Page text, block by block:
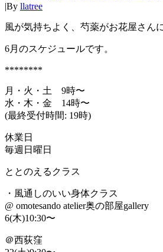
|By llatree
風が気持ちよく、芍薬がお花屋さん
6月のスケジュールです。
********
月・火・土 9時〜
水・木・金 14時〜
(最終受付時間: 19時)
休業日
毎週日曜日
ととのえるクラス
・風通しのいい身体クラス
@ omotesando atelier奥の部屋gallery
6(木)10:30〜
＠西荻窪